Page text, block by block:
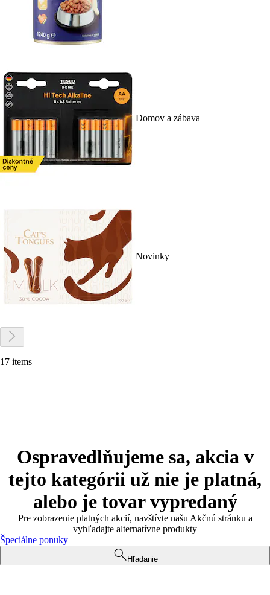
Domov a zábava
Novinky
17 items
Ospravedlňujeme sa, akcia v
tejto kategórii už nie je platná,
alebo je tovar vypredaný
Pre zobrazenie platných akcií, navštívte našu Akčnú stránku a
vyhľadajte alternatívne produkty
Špeciálne ponuky
Hľadanie